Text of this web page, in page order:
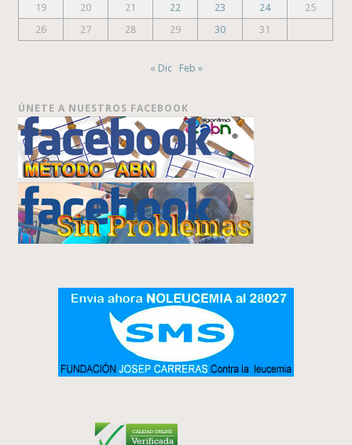
19
20 21 22 23 24
25
26
27 28 29 30 31
« Dic Feb »
ÚNETE A NUESTROS FACEBOOK